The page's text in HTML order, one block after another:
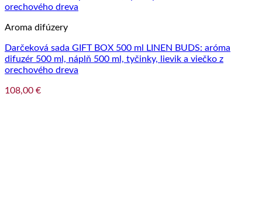
Aroma difúzery
Darčeková sada GIFT BOX 500 ml LINEN BUDS: aróma
difuzér 500 ml, náplň 500 ml, tyčinky, lievik a viečko z
orechového dreva
108,00 €